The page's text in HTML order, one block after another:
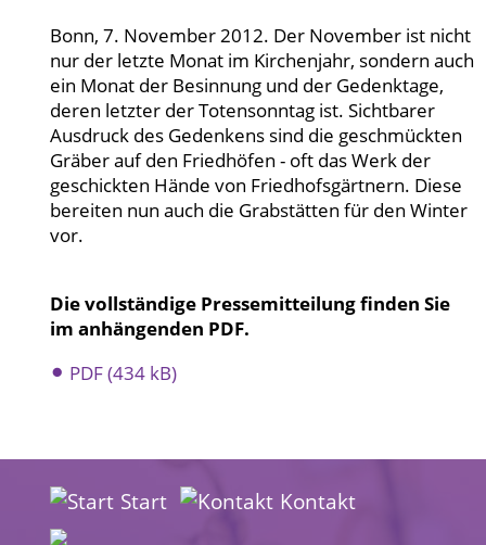
Bonn, 7. November 2012. Der November ist nicht
nur der letzte Monat im Kirchenjahr, sondern auch
ein Monat der Besinnung und der Gedenktage,
deren letzter der Totensonntag ist. Sichtbarer
Ausdruck des Gedenkens sind die geschmückten
Gräber auf den Friedhöfen - oft das Werk der
geschickten Hände von Friedhofsgärtnern. Diese
bereiten nun auch die Grabstätten für den Winter
vor.
Die vollständige Pressemitteilung finden Sie
im anhängenden PDF.
PDF (434 kB)
Start Kontakt